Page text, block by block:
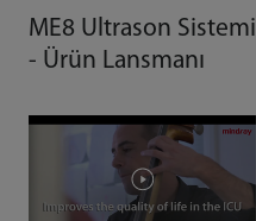
ME8 Ultrason Sistemi
- Ürün Lansmanı